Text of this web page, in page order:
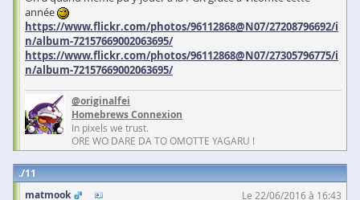
année
https://www.flickr.com/photos/96112868@N07/27208796692/i
n/album-72157669002063695/
https://www.flickr.com/photos/96112868@N07/27305796775/i
n/album-72157669002063695/
@originalfei
Homebrews Connexion
In pixels we trust.
ORE WO DARE DA TO OMOTTE YAGARU !
11
matmook
Le 22/06/2016 à 16:43